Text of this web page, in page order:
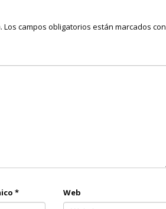
Los campos obligatorios están marcados con
* Web